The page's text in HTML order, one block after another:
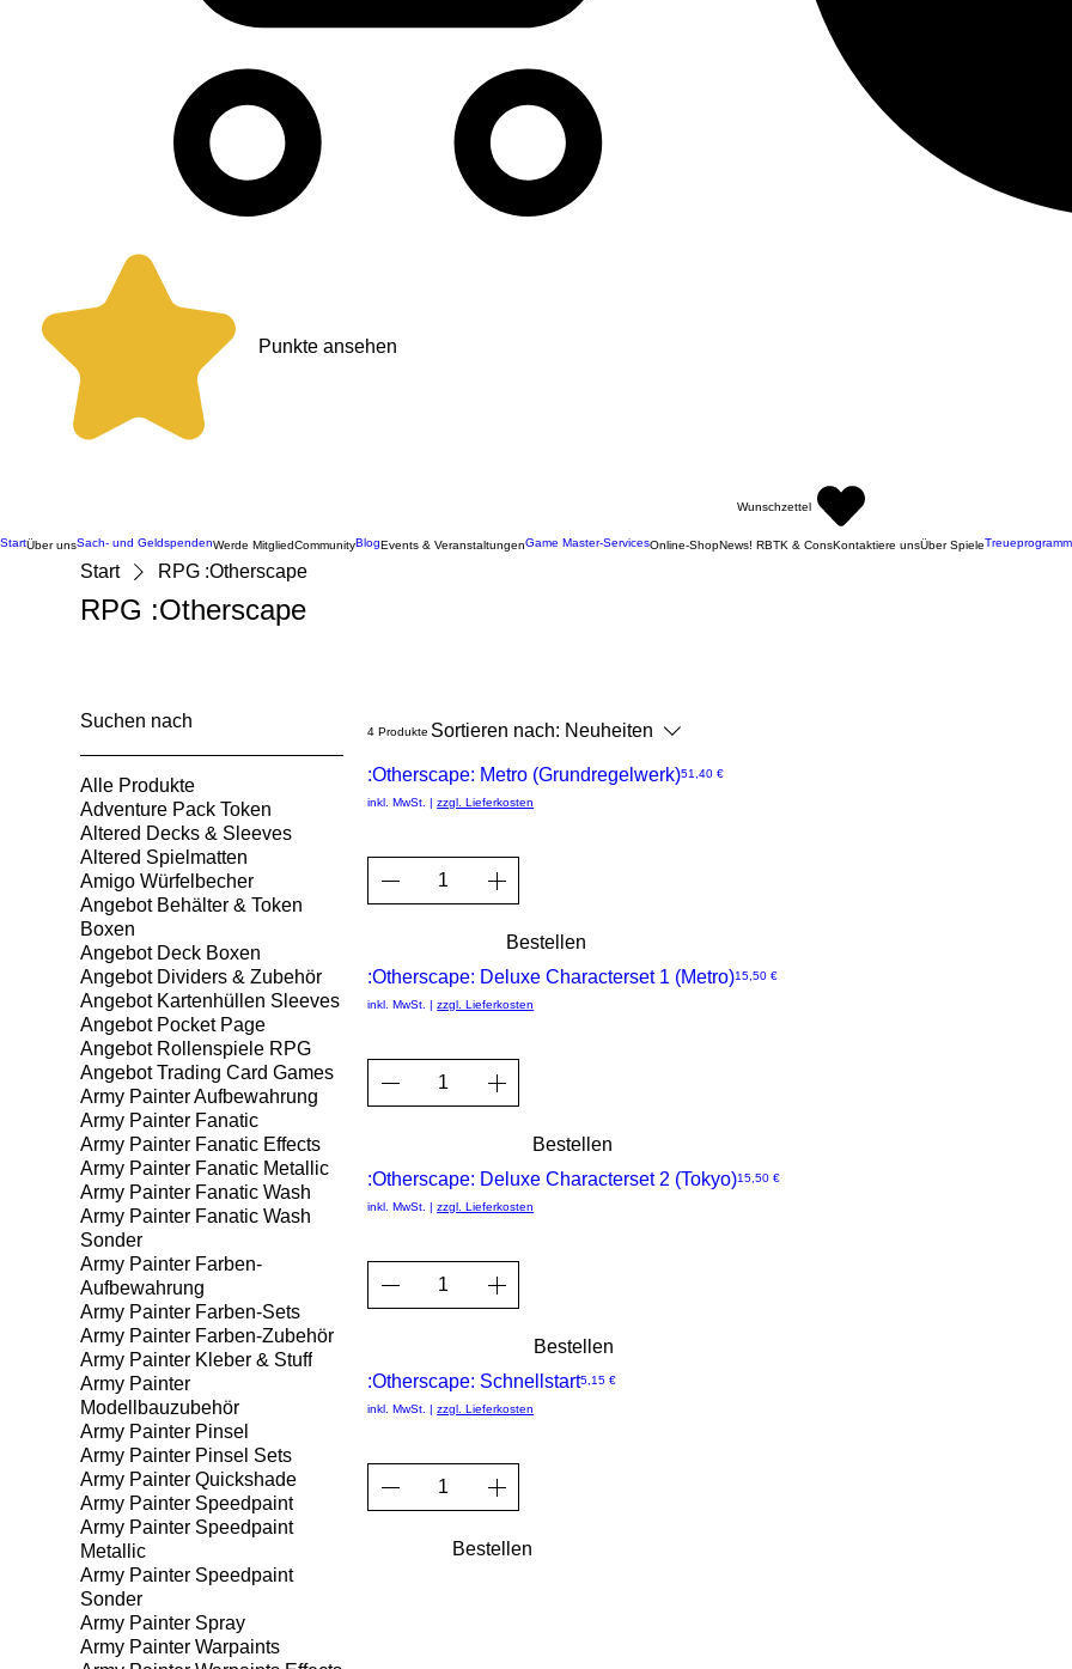
Punkte ansehen
Wunschzettel
StartÜber unsSach- und GeldspendenWerde MitgliedCommunityBlogEvents & VeranstaltungenGame Master-ServicesOnline-ShopNews! RBTK & ConsKontaktiere unsÜber SpieleTreueprogramm
Start RPG :Otherscape
RPG :Otherscape
Suchen nach
Alle Produkte
Adventure Pack Token
Altered Decks & Sleeves
Altered Spielmatten
Amigo Würfelbecher
Angebot Behälter & Token
Boxen
Angebot Deck Boxen
Angebot Dividers & Zubehör
Angebot Kartenhüllen Sleeves
Angebot Pocket Page
Angebot Rollenspiele RPG
Angebot Trading Card Games
Army Painter Aufbewahrung
Army Painter Fanatic
Army Painter Fanatic Effects
Army Painter Fanatic Metallic
Army Painter Fanatic Wash
Army Painter Fanatic Wash
Sonder
Army Painter Farben-
Aufbewahrung
Army Painter Farben-Sets
Army Painter Farben-Zubehör
Army Painter Kleber & Stuff
Army Painter
Modellbauzubehör
Army Painter Pinsel
Army Painter Pinsel Sets
Army Painter Quickshade
Army Painter Speedpaint
Army Painter Speedpaint
Metallic
Army Painter Speedpaint
Sonder
Army Painter Spray
Army Painter Warpaints
4 Produkte Sortieren nach: Neuheiten
:Otherscape: Metro (Grundregelwerk)Preis
51,40 €
inkl. MwSt. |zzgl. Lieferkosten
Bestellen
:Otherscape: Deluxe Characterset 1 (Metro)Preis
15,50 €
inkl. MwSt. |zzgl. Lieferkosten
Bestellen
:Otherscape: Deluxe Characterset 2 (Tokyo)Preis
15,50 €
inkl. MwSt. |zzgl. Lieferkosten
Bestellen
:Otherscape: SchnellstartPreis
5,15 €
inkl. MwSt. |zzgl. Lieferkosten
Bestellen